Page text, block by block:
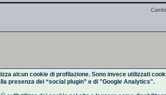
alcun cookie di profilazione. Sono invece utilizzati
presenza dei “social plugin” e di "Google Analytics".